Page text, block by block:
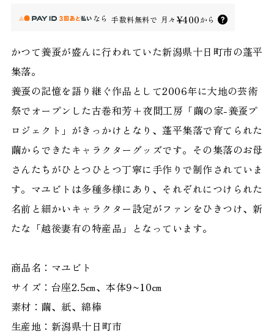
なら 手数料無料で 月々 ¥400から
かつて養蚕が盛んに行われていた新潟県十日町市の蓬平
集落。
養蚕の記憶を語り継ぐ作品として2006年に大地の芸術
祭でオープンした古巻和芳+夜間工房「繭の家-養蚕プ
ロジェクト」がきっかけとなり、蓬平集落で育てられた
繭からできたキャラクターグッズです。その集落のお母
さんたちがひとつひとつ丁寧に手作りで制作されていま
す。マユビトは多種多様にあり、それぞれにつけられた
名前と細かいキャラクター設定がファンをひきつけ、新
たな「越後妻有の特産品」となっています。
商品名：マユビト
サイズ：台座2.5㎝、本体9~10㎝
素材：繭、紙、綿棒
生産地：新潟県十日町市